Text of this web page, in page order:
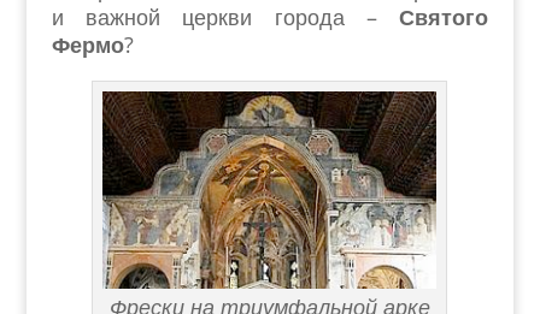
и важной церкви города –Святого
Фермо?
Фрески на триумфальной арке